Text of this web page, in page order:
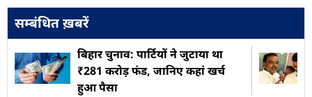
सम्बंधित ख़बरें
बिहार चुनाव: पार्टियों ने जुटाया था
₹281 करोड़ फंड, जानिए कहां खर्च
हुआ पैसा